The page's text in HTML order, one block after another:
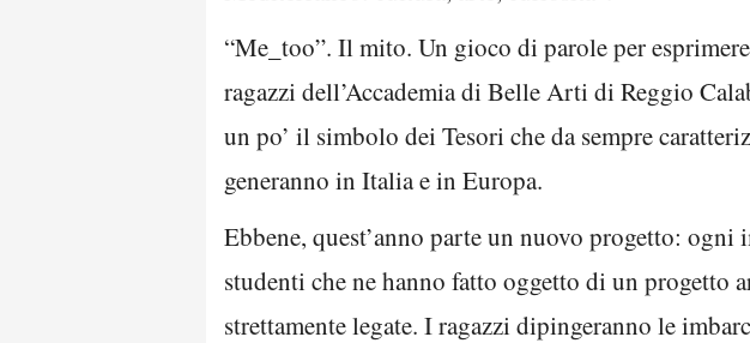
“Me_too”. Il mito. Un gioco di parole per
ragazzi dell’Accademia di Belle Arti di Reggio
un po’ il simbolo dei Tesori che da sempre
generanno in Italia e in Europa.
Ebbene, quest’anno parte un nuovo progetto:
studenti che ne hanno fatto oggetto di un progetto
strettamente legate. I ragazzi dipingeranno le